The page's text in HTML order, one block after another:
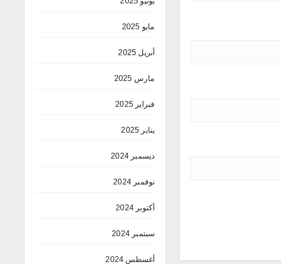
مايو 2025
أبريل 2025
مارس 2025
فبراير 2025
يناير 2025
ديسمبر 2024
نوفمبر 2024
أكتوبر 2024
سبتمبر 2024
أغسطس 2024